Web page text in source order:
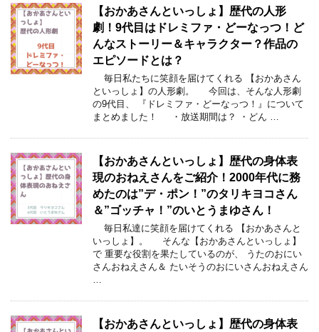
【おかあさんといっしょ】歴代の人形
劇！9代目はドレミファ・どーなっつ！ど
んなストーリー＆キャラクター？作品の
エピソードとは？
毎日私たちに笑顔を届けてくれる 【おかあさん
といっしょ】の人形劇。 今回は、そんな人形劇
の9代目、 『ドレミファ・どーなっつ！』について
まとめました！ ・放送期間は？ ・どん …
【おかあさんといっしょ】歴代の身体表
現のおねえさんをご紹介！2000年代に務
めたのは”デ・ポン！”のタリキヨコさん
＆”ゴッチャ！”のいとうまゆさん！
毎日私達に笑顔を届けてくれる 【おかあさんと
いっしょ】。 そんな【おかあさんといっしょ】
で 重要な役割を果たしているのが、 うたのおにい
さんおねえさん＆ たいそうのおにいさんおねえさん
…
【おかあさんといっしょ】歴代の身体表